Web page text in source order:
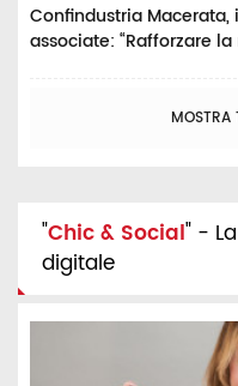
Confindustria
associate: “Rafforzare
MOSTRA
"Chic & Social" -
digitale